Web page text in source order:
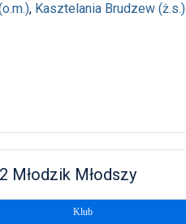
, Kasztelania Brudzew (ż.s.)
Młodzik Młodszy
Klub